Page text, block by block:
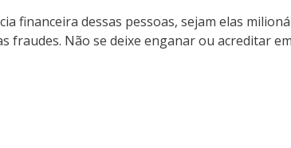
financeira dessas pessoas, sejam elas
fraudes. Não se deixe enganar ou acreditar